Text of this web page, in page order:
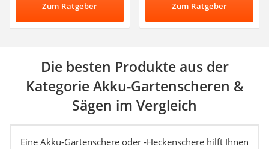
Zum Ratgeber
Zum Ratgeber
Die besten Produkte aus der
Kategorie Akku-Gartenscheren &
Sägen im Vergleich
Eine Akku-Gartenschere oder -Heckenschere hilft Ihnen